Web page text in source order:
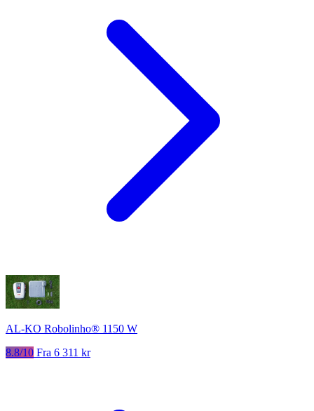
AL-KO Robolinho® 1150 W
8.8/10 Fra 6 311 kr